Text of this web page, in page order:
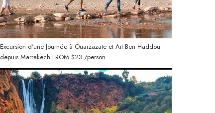
Excursion d'une Journée à Ouarzazate et Aït Ben Haddou
depuis Marrakech FROM$23 /person